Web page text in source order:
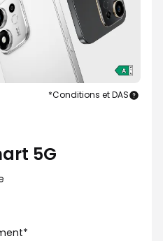
*Conditions et DAS
5G